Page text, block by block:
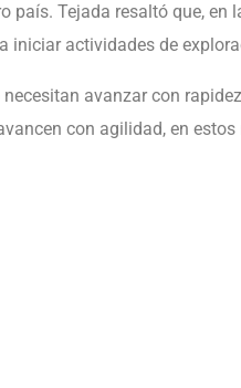
Tejada resaltó que, en
iniciar actividades de
avanzar con
con agilidad, en